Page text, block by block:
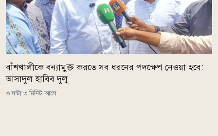
বাঁশখালীকে বন্যামুক্ত করতে সব ধরনের পদক্ষেপ নেওয়া হবে:
আসাদুল হাবিব দুলু
৩ ঘন্টা ৩ মিনিট আগে